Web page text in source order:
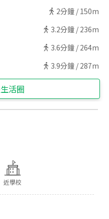
近學校
2分鐘 / 150m
3.2分鐘 / 236m
3.6分鐘 / 264m
3.9分鐘 / 287m
活圈